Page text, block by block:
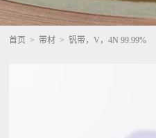
首页 > 带材 > 钒带，V，4N 99.99%